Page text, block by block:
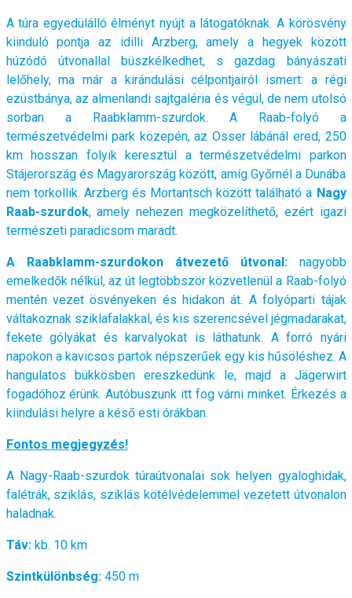
A túra egyedülálló élményt nyújt a látogatóknak. A körösvény
kiinduló pontja az idilli Arzberg, amely a hegyek között
húzódó útvonallal büszkélkedhet, s gazdag bányászati
lelőhely, ma már a kirándulási célpontjairól ismert: a régi
ezüstbánya, az almenlandi sajtgaléria és végül, de nem utolsó
sorban a Raabklamm-szurdok. A Raab-folyó a
természetvédelmi park közepén, az Osser lábánál ered, 250
km hosszan folyik keresztül a természetvédelmi parkon
Stájerország és Magyarország között, amíg Győrnél a Dunába
nem torkollik. Arzberg és Mortantsch között található a Nagy
Raab-szurdok, amely nehezen megközelíthető, ezért igazi
természeti paradicsom maradt.
A Raabklamm-szurdokon átvezető útvonal:nagyobb
emelkedők nélkül, az út legtöbbször közvetlenül a Raab-folyó
mentén vezet ösvényeken és hidakon át. A folyóparti tájak
váltakoznak sziklafalakkal, és kis szerencsével jégmadarakat,
fekete gólyákat és karvalyokat is láthatunk. A forró nyári
napokon a kavicsos partok népszerűek egy kis hűsöléshez. A
hangulatos bükkösben ereszkedünk le, majd a Jägerwirt
fogadóhoz érünk. Autóbuszunk itt fog várni minket. Érkezés a
kiindulási helyre a késő esti órákban.
Fontos megjegyzés!
A Nagy-Raab-szurdok túraútvonalai sok helyen gyaloghidak,
falétrák, sziklás, sziklás kötélvédelemmel vezetett útvonalon
haladnak.
Táv:kb. 10 km
Szintkülönbség:450 m